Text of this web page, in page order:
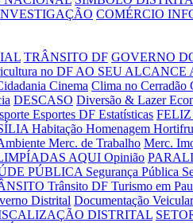
COMÉRCIO
TRÂNSITO DF GOVERNO
no DFAO SEU ALCANCE
Cinema Clima no Cerradão
DESCASO Diversão & Lazer
Esportes DF Estatísticas
Habitação Homenagem
Merc. de Trabalho Merc.
AQUI Opinião
PÚBLICA Segurança Pública
Trânsito DF Turismo em
Distrital Documentação Veicular
DISTRITAL